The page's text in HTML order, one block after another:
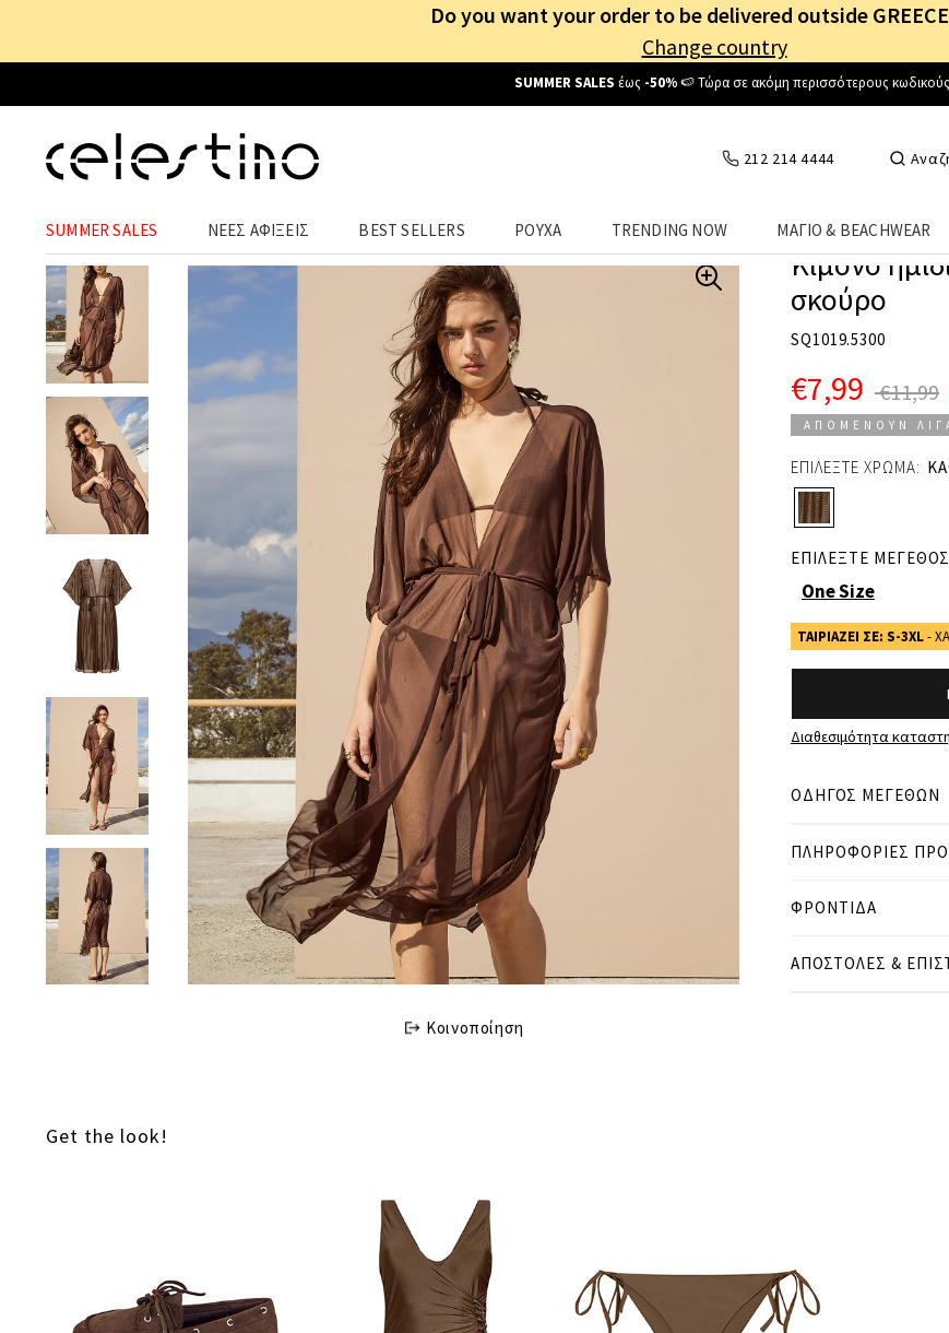
Do you want your order to be delivered outside
Change country
Δωρεάν Μεταφορικά από 25€! Συνδέσου κι επωφελήσου
212 214 4444
SUMMER SALES ΝΕΕΣ ΑΦΙΞΕΙΣ BEST SELLERS ΡΟΥΧΑ TRENDING NOW ΜΑΓΙΟ & BEACHWEAR
Κοινοποίηση
Κιμονό
σκούρο
SQ1019.5300
€7,99 €11,99
ΑΠΟΜΕΝΟΥΝ
ΕΠΙΛΕΞΤΕ ΧΡΩΜΑ:
ΕΠΙΛΕΞΤΕ
One Size
ΤΑΙΡΙΑΖΕΙ ΣΕ: S-3XL-
Διαθεσιμότητα
ΟΔΗΓΟΣ ΜΕΓΕΘΩΝ
● ΧΑΛΑΡΗ ΕΦΑΡΜΟΓΗ
Μετρήσεις
cm in
ΠΛΗΡΟΦΟΡΙΕΣ
ΦΡΟΝΤΙΔΑ
ΑΠΟΣΤΟΛΕΣ &
Get the look!